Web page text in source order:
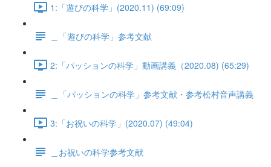
1:「遊びの科学」(2020.11) (69:09)
＿「遊びの科学」参考文献
2:「パッションの科学」動画講義（2020.08) (65:29)
＿「パッションの科学」参考文献・参考松村音声講義
3:「お祝いの科学」(2020.07) (49:04)
＿お祝いの科学参考文献